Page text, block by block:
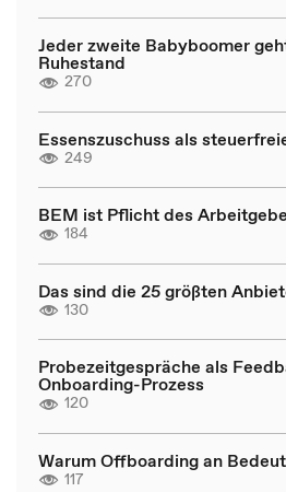
Jeder zweite Babyboomer
Ruhestand
270
Essenszuschuss als
249
BEM ist Pflicht des
184
Das sind die 25 größten
130
Probezeitgespräche als
Onboarding-Prozess
120
Warum Offboarding an
117